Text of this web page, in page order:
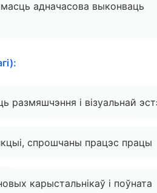
адначасова выконваць
размяшчэння і візуальнай
спрошчаны працэс працы
карыстальнікаў і поўната